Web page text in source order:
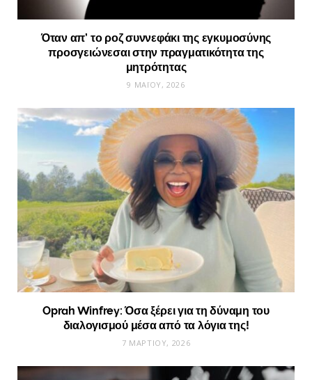
Όταν απ’ το ροζ συννεφάκι της εγκυμοσύνης
προσγειώνεσαι στην πραγματικότητα της
μητρότητας
9 ΜΑΪ́ΟΥ, 2026
Oprah Winfrey: Όσα ξέρει για τη δύναμη του
διαλογισμού μέσα από τα λόγια της!
7 ΜΑΡΤΊΟΥ, 2026